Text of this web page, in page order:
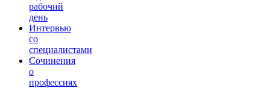
рабочий
день
Интервью
со
специалистами
Сочинения
о
профессиях